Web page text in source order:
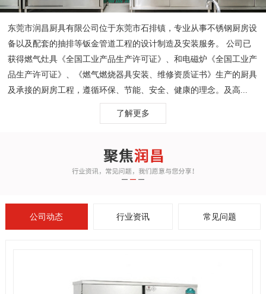
东莞市润昌厨具有限公司位于东莞市石排镇，专业从事不锈钢厨房设
备以及配套的抽排等钣金管道工程的设计制造及安装服务。 公司已
获得燃气灶具《全国工业产品生产许可证》、和电磁炉《全国工业产
品生产许可证》、《燃气燃烧器具安装、维修资质证书》生产的厨具
及承接的厨房工程，遵循环保、节能、安全、健康的理念。及高...
了解更多
公司动态 行业资讯 常见问题